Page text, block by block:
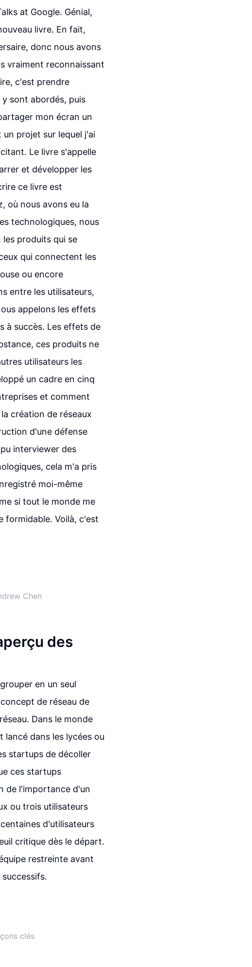
at Google. Génial,
livre. En fait,
donc nous avons
vraiment reconnaissant
c'est prendre
sont abordés, puis
mon écran un
projet sur lequel j'ai
Le livre s'appelle
et développer les
ce livre est
où nous avons eu la
technologiques, nous
produits qui se
qui connectent les
ou encore
entre les utilisateurs,
appelons les effets
à succès. Les effets de
ces produits ne
utilisateurs les
un cadre en cinq
et comment
création de réseaux
d'une défense
interviewer des
cela m'a pris
moi-même
si tout le monde me
formidable. Voilà, c'est
Chen
des
en un seul
de réseau de
Dans le monde
lancé dans les lycées ou
startups de décoller
ces startups
de l'importance d'un
ou trois utilisateurs
d'utilisateurs
critique dès le départ.
restreinte avant
clés